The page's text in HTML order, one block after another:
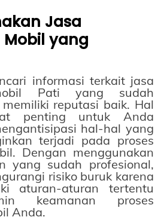
Jasa
yang
informasi terkait jasa
Pati yang sudah
reputasi baik. Hal
penting untuk Anda
hal-hal yang
terjadi pada proses
Dengan menggunakan
yang sudah profesional,
risiko buruk karena
aturan-aturan tertentu
keamanan proses
Anda.